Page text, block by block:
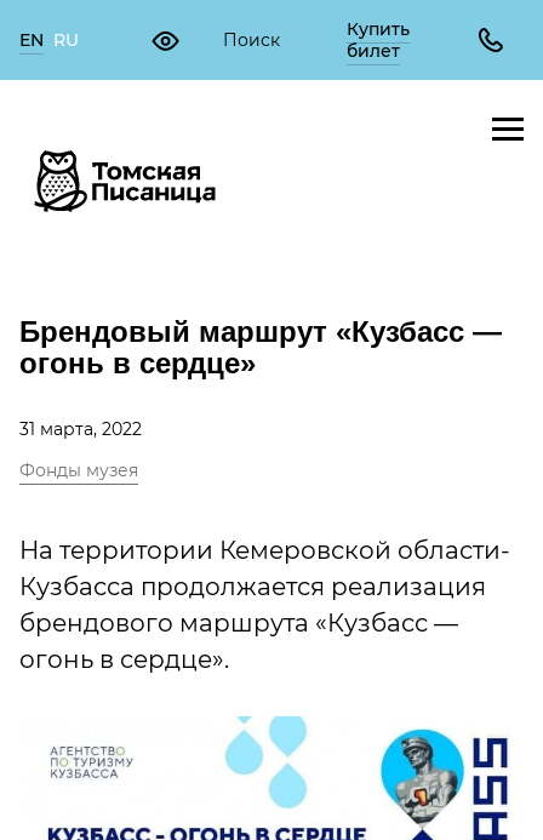
EN RU
Купить
билет
Брендовый маршрут «Кузбасс —
огонь в сердце»
31 марта, 2022
Фонды музея
На территории Кемеровской области-
Кузбасса продолжается реализация
брендового маршрута «Кузбасс —
огонь в сердце».